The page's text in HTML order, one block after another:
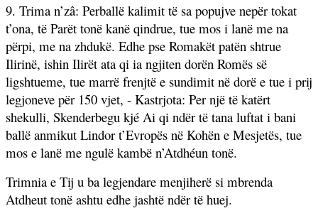
9. Trima n’zâ: Perballë kalimit të sa popujve nepër tokat
t’ona, të Parët tonë kanë qindrue, tue mos i lanë me na
përpi, me na zhdukë. Edhe pse Romakët patën shtrue
Ilirinë, ishin Ilirët ata qi ia ngjiten dorën Romës së
ligshtueme, tue marrë frenjtë e sundimit në dorë e tue i prij
legjoneve për 150 vjet, - Kastrjota: Per një të katërt
shekulli, Skenderbegu kjé Ai qi ndër të tana luftat i bani
ballë anmikut Lindor t’Evropës në Kohën e Mesjetës, tue
mos e lanë me ngulë kambë n’Atdhéun tonë.
Trimnia e Tij u ba legjendare menjiherë si mbrenda
Atdheut tonë ashtu edhe jashtë ndër të huej.